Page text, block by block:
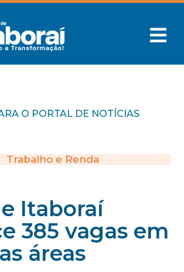
O PORTAL DE NOTÍCIAS
Trabalho e Renda
Itaboraí
385 vagas em
áreas